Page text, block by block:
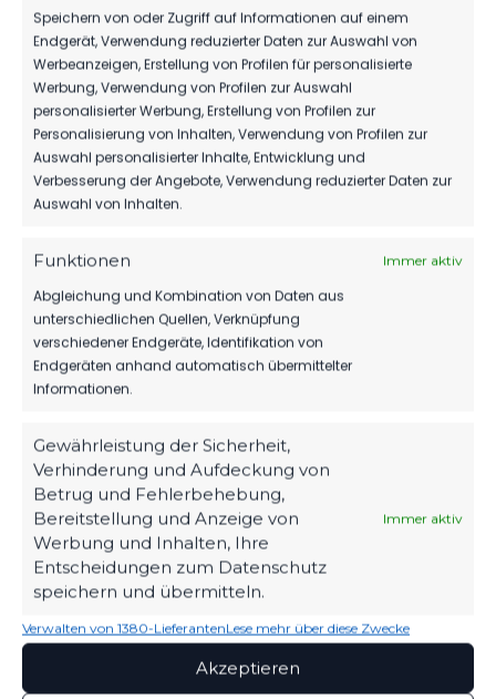
Speichern von oder Zugriff auf Informationen auf einem
Endgerät, Verwendung reduzierter Daten zur Auswahl von
Werbeanzeigen, Erstellung von Profilen für personalisierte
Werbung, Verwendung von Profilen zur Auswahl
personalisierter Werbung, Erstellung von Profilen zur
Personalisierung von Inhalten, Verwendung von Profilen zur
Auswahl personalisierter Inhalte, Entwicklung und
Verbesserung der Angebote, Verwendung reduzierter Daten zur
Auswahl von Inhalten.
Funktionen Immer aktiv
Abgleichung und Kombination von Daten aus
unterschiedlichen Quellen, Verknüpfung
verschiedener Endgeräte, Identifikation von
Endgeräten anhand automatisch übermittelter
Informationen.
Gewährleistung der Sicherheit,
Verhinderung und Aufdeckung von
Betrug und Fehlerbehebung,
Bereitstellung und Anzeige von
Werbung und Inhalten, Ihre
Entscheidungen zum Datenschutz
speichern und übermitteln.
Immer aktiv
Verwalten von 1380-LieferantenLese mehr über diese Zwecke
Akzeptieren
SA.., 30.
SEP.
2023
14:00
Uhr
SV
Frankonia
Wernsdorf
vs. FSV 63
Luckenwalde
II
1:2
Landesliga
ÄHNLICHE BEITRÄGE
FSV 63 Luckenwalde II
11. Oktober 2024
Ähnlicher Beitrag
SV Frankonia Wernsdorf
23. März 2024
Ähnlicher Beitrag
SV Frankonia Wernsdorf vs
FSV 63 Luckenwalde II
30. September 2023